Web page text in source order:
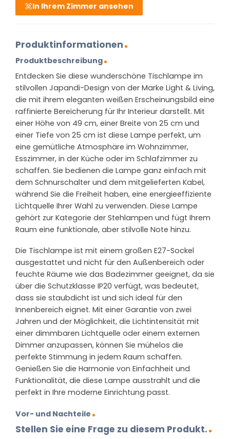
In Ihrem Zimmer ansehen
Produktinformationen
Produktbeschreibung
Entdecken Sie diese wunderschöne Tischlampe im
stilvollen Japandi-Design von der Marke Light & Living,
die mit ihrem eleganten weißen Erscheinungsbild eine
raffinierte Bereicherung für Ihr Interieur darstellt. Mit
einer Höhe von 49 cm, einer Breite von 25 cm und
einer Tiefe von 25 cm ist diese Lampe perfekt, um
eine gemütliche Atmosphäre im Wohnzimmer,
Esszimmer, in der Küche oder im Schlafzimmer zu
schaffen. Sie bedienen die Lampe ganz einfach mit
dem Schnurschalter und dem mitgelieferten Kabel,
während Sie die Freiheit haben, eine energieeffiziente
Lichtquelle Ihrer Wahl zu verwenden. Diese Lampe
gehört zur Kategorie der Stehlampen und fügt Ihrem
Raum eine funktionale, aber stilvolle Note hinzu.
Die Tischlampe ist mit einem großen E27-Sockel
ausgestattet und nicht für den Außenbereich oder
feuchte Räume wie das Badezimmer geeignet, da sie
über die Schutzklasse IP20 verfügt, was bedeutet,
dass sie staubdicht ist und sich ideal für den
Innenbereich eignet. Mit einer Garantie von zwei
Jahren und der Möglichkeit, die Lichtintensität mit
einer dimmbaren Lichtquelle oder einem externen
Dimmer anzupassen, können Sie mühelos die
perfekte Stimmung in jedem Raum schaffen.
Genießen Sie die Harmonie von Einfachheit und
Funktionalität, die diese Lampe ausstrahlt und die
perfekt in Ihre moderne Einrichtung passt.
Vor- und Nachteile
Stellen Sie eine Frage zu diesem Produkt.